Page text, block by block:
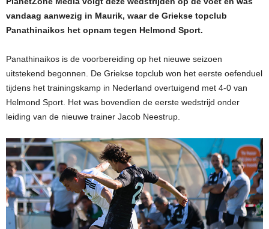
vandaag aanwezig in Maurik, waar de Griekse topclub
Panathinaikos het opnam tegen Helmond Sport.
Panathinaikos is de voorbereiding op het nieuwe seizoen
uitstekend begonnen. De Griekse topclub won het eerste oefenduel
tijdens het trainingskamp in Nederland overtuigend met 4-0 van
Helmond Sport. Het was bovendien de eerste wedstrijd onder
leiding van de nieuwe trainer Jacob Neestrup.